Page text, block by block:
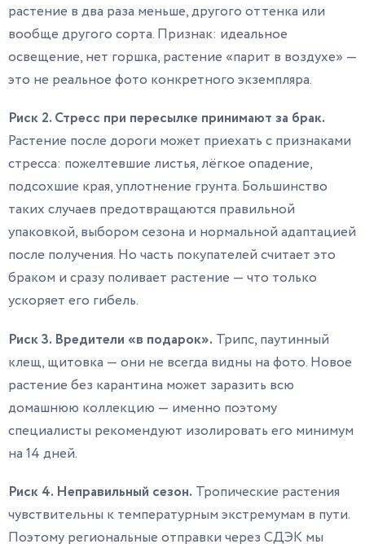
растение в два раза меньше, другого оттенка или
вообще другого сорта. Признак: идеальное
освещение, нет горшка, растение «парит в воздухе» —
это не реальное фото конкретного экземпляра.
Риск 2. Стресс при пересылке принимают за брак.
Растение после дороги может приехать с признаками
стресса: пожелтевшие листья, лёгкое опадение,
подсохшие края, уплотнение грунта. Большинство
таких случаев предотвращаются правильной
упаковкой, выбором сезона и нормальной адаптацией
после получения. Но часть покупателей считает это
браком и сразу поливает растение — что только
ускоряет его гибель.
Риск 3. Вредители «в подарок». Трипс, паутинный
клещ, щитовка — они не всегда видны на фото. Новое
растение без карантина может заразить всю
домашнюю коллекцию — именно поэтому
специалисты рекомендуют изолировать его минимум
на 14 дней.
Риск 4. Неправильный сезон. Тропические растения
чувствительны к температурным экстремумам в пути.
Поэтому региональные отправки через СДЭК мы